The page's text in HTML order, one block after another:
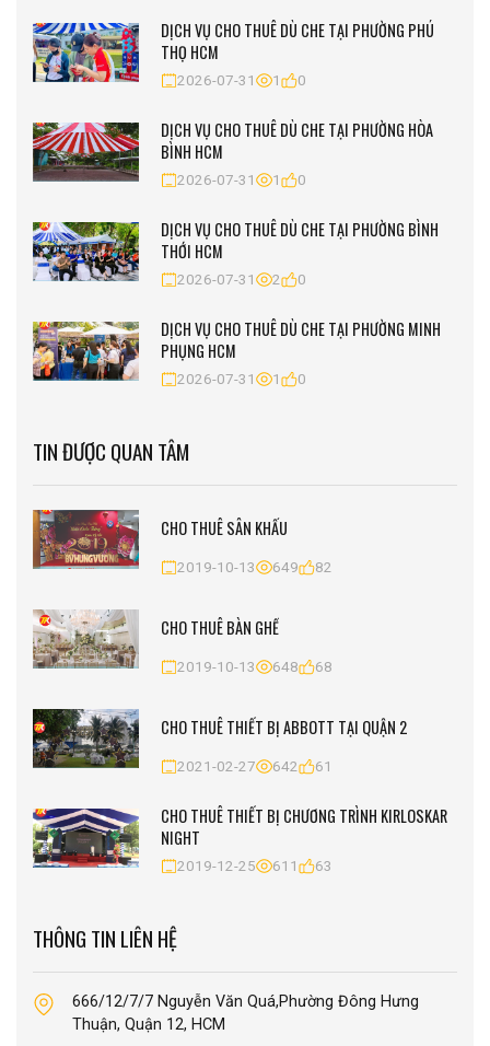
DỊCH VỤ CHO THUÊ DÙ CHE TẠI PHƯỜNG PHÚ
THỌ HCM
2026-07-31 1 0
DỊCH VỤ CHO THUÊ DÙ CHE TẠI PHƯỜNG HÒA
BÌNH HCM
2026-07-31 1 0
DỊCH VỤ CHO THUÊ DÙ CHE TẠI PHƯỜNG BÌNH
THỚI HCM
2026-07-31 2 0
DỊCH VỤ CHO THUÊ DÙ CHE TẠI PHƯỜNG MINH
PHỤNG HCM
2026-07-31 1 0
TIN ĐƯỢC QUAN TÂM
CHO THUÊ SÂN KHẤU
2019-10-13 649 82
CHO THUÊ BÀN GHẾ
2019-10-13 648 68
CHO THUÊ THIẾT BỊ ABBOTT TẠI QUẬN 2
2021-02-27 642 61
CHO THUÊ THIẾT BỊ CHƯƠNG TRÌNH KIRLOSKAR
NIGHT
2019-12-25 611 63
THÔNG TIN LIÊN HỆ
666/12/7/7 Nguyễn Văn Quá,Phường Đông Hưng
Thuận, Quận 12, HCM